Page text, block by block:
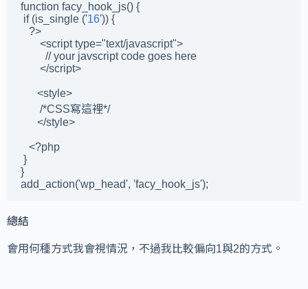
function facy_hook_js() {
if (is_single ('16')) {
   ?>
       <script type="text/javascript">
         // your javscript code goes here
       </script>
      <style>
       /*CSS寫這裡*/
      </style>
   <?php
}
}
add_action('wp_head', 'facy_hook_js');
總結
會用何種方式我會視情況，不過我比較偏向1與2的方式。